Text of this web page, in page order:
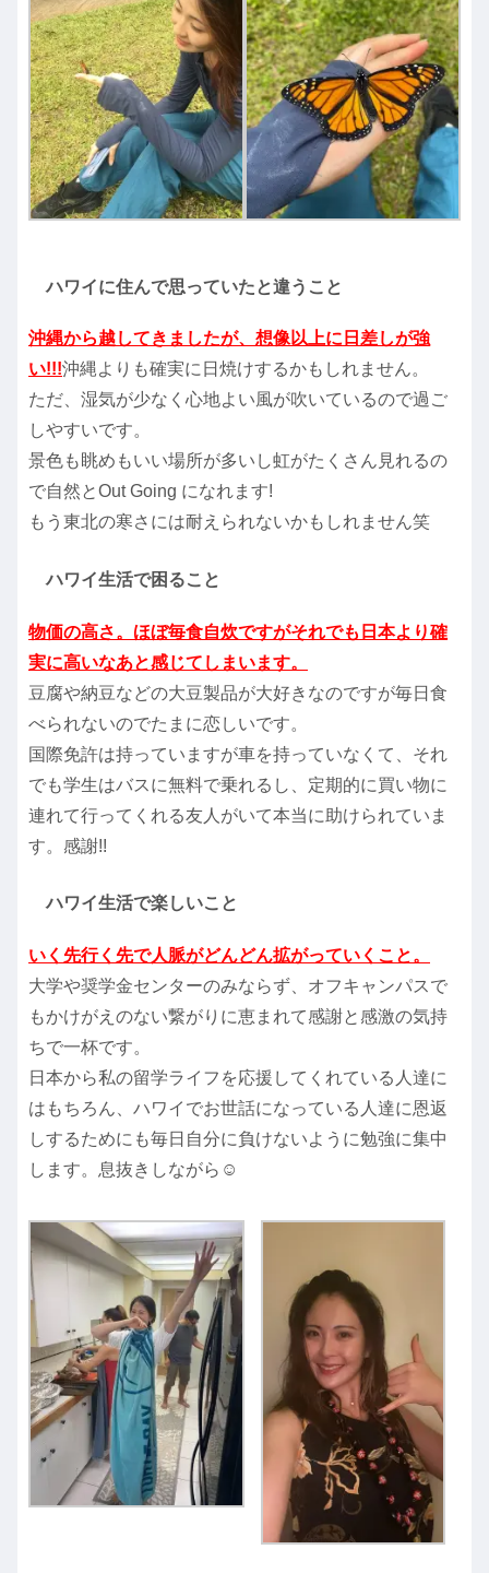
ハワイに住んで思っていたと違うこと
沖縄から越してきましたが、想像以上に日差しが強
い!!!沖縄よりも確実に日焼けするかもしれません。
ただ、湿気が少なく心地よい風が吹いているので過ご
しやすいです。
景色も眺めもいい場所が多いし虹がたくさん見れるの
で自然とOut Going になれます!
もう東北の寒さには耐えられないかもしれません笑
ハワイ生活で困ること
物価の高さ。ほぼ毎食自炊ですがそれでも日本より確
実に高いなあと感じてしまいます。
豆腐や納豆などの大豆製品が大好きなのですが毎日食
べられないのでたまに恋しいです。
国際免許は持っていますが車を持っていなくて、それ
でも学生はバスに無料で乗れるし、定期的に買い物に
連れて行ってくれる友人がいて本当に助けられていま
す。感謝!!
ハワイ生活で楽しいこと
いく先行く先で人脈がどんどん拡がっていくこと。
大学や奨学金センターのみならず、オフキャンパスで
もかけがえのない繋がりに恵まれて感謝と感激の気持
ちで一杯です。
日本から私の留学ライフを応援してくれている人達に
はもちろん、ハワイでお世話になっている人達に恩返
しするためにも毎日自分に負けないように勉強に集中
します。息抜きしながら☺︎